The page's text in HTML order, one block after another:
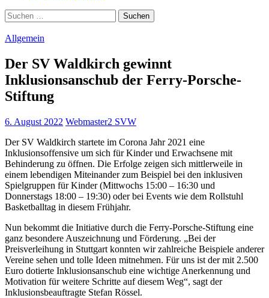
Suchen
nach:
Allgemein
Der SV Waldkirch gewinnt
Inklusionsanschub der Ferry-Porsche-
Stiftung
6. August 2022 Webmaster2 SVW
Der SV Waldkirch startete im Corona Jahr 2021 eine
Inklusionsoffensive um sich für Kinder und Erwachsene mit
Behinderung zu öffnen. Die Erfolge zeigen sich mittlerweile in
einem lebendigen Miteinander zum Beispiel bei den inklusiven
Spielgruppen für Kinder (Mittwochs 15:00 – 16:30 und
Donnerstags 18:00 – 19:30) oder bei Events wie dem Rollstuhl
Basketballtag in diesem Frühjahr.
Nun bekommt die Initiative durch die Ferry-Porsche-Stiftung eine
ganz besondere Auszeichnung und Förderung. „Bei der
Preisverleihung in Stuttgart konnten wir zahlreiche Beispiele anderer
Vereine sehen und tolle Ideen mitnehmen. Für uns ist der mit 2.500
Euro dotierte Inklusionsanschub eine wichtige Anerkennung und
Motivation für weitere Schritte auf diesem Weg“, sagt der
Inklusionsbeauftragte Stefan Rössel.